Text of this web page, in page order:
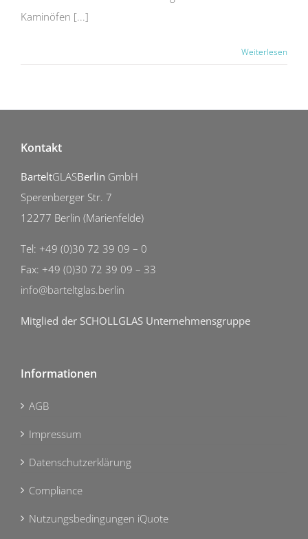
Kaminöfen [...]
Weiterlesen
Kontakt
BarteltGLASBerlin GmbH
Sperenberger Str. 7
12277 Berlin (Marienfelde)
Tel: +49 (0)30 72 39 09 – 0
Fax: +49 (0)30 72 39 09 – 33
info@barteltglas.berlin
Mitglied der SCHOLLGLAS Unternehmensgruppe
Informationen
AGB
Impressum
Datenschutzerklärung
Compliance
Nutzungsbedingungen iQuote